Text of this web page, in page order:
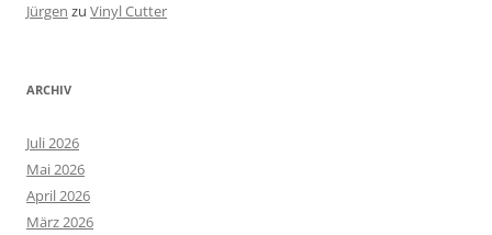
Jürgen zu Vinyl Cutter
ARCHIV
Juli 2026
Mai 2026
April 2026
März 2026